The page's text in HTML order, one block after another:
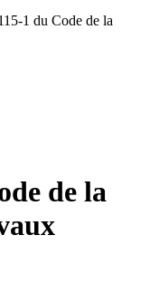
1 du Code de la
de la